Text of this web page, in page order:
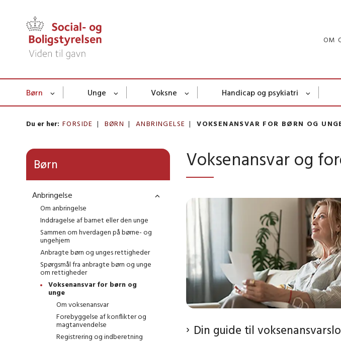
OM
Børn Unge Voksne Handicap og psykiatri
Du er her: FORSIDE BØRN ANBRINGELSE VOKSENANSVAR FOR BØRN OG
Børn
Anbringelse
Om anbringelse
Inddragelse af barnet eller den unge
Sammen om hverdagen på børne- og
ungehjem
Anbragte børn og unges rettigheder
Spørgsmål fra anbragte børn og unge
om rettigheder
Voksenansvar for børn og
unge
Om voksenansvar
Forebyggelse af konflikter og
magtanvendelse
Registrering og indberetning
Voksenansvar og
Din guide til